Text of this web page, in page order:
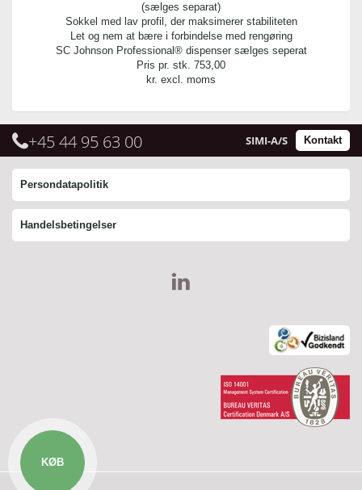
KØB
(sælges separat)
Sokkel med lav profil, der maksimerer stabiliteten
Let og nem at bære i forbindelse med rengøring
SC Johnson Professional® dispenser sælges seperat
Pris pr. stk. 753,00
kr. excl. moms
+45 44 95 63 00 Kontakt
SIMI-A/S
Persondatapolitik
Handelsbetingelser